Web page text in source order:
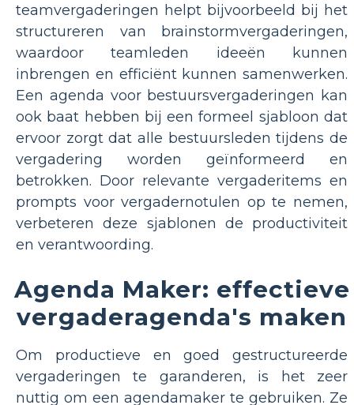
teamvergaderingen helpt bijvoorbeeld bij het
structureren van brainstormvergaderingen,
waardoor teamleden ideeën kunnen
inbrengen en efficiënt kunnen samenwerken.
Een agenda voor bestuursvergaderingen kan
ook baat hebben bij een formeel sjabloon dat
ervoor zorgt dat alle bestuursleden tijdens de
vergadering worden geïnformeerd en
betrokken. Door relevante vergaderitems en
prompts voor vergadernotulen op te nemen,
verbeteren deze sjablonen de productiviteit
en verantwoording.
Agenda Maker: effectieve
vergaderagenda's maken
Om productieve en goed gestructureerde
vergaderingen te garanderen, is het zeer
nuttig om een ​​agendamaker te gebruiken. Ze